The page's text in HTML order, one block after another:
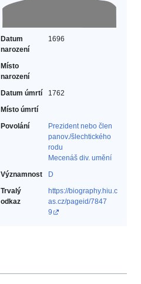
Datum
narození
1696
Místo
narození
Datum úmrtí
1762
Místo úmrtí
Povolání
Prezident nebo člen
panov./šlechtického
rodu‎
Mecenáš div. umění‎
Významnost
D
Trvalý
odkaz
https://biography.hiu.c
as.cz/pageid/7847
9